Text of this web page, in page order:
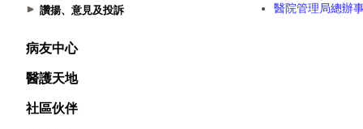
讚揚、意見及投訴
病友中心
醫護天地
社區伙伴